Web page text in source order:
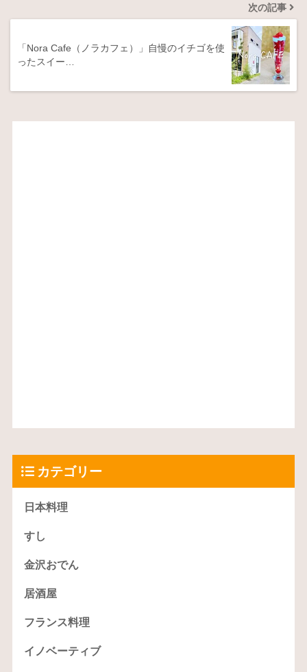
次の記事
「Nora Cafe（ノラカフェ）」自慢のイチゴを使
ったスイー…
カテゴリー
日本料理
すし
金沢おでん
居酒屋
フランス料理
イノベーティブ